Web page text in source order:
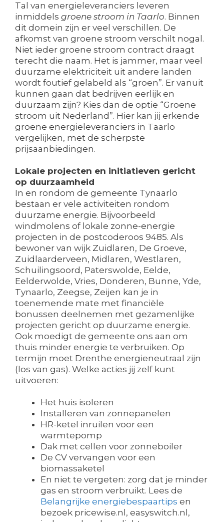
Tal van energieleveranciers leveren
inmiddels groene stroom in Taarlo. Binnen
dit domein zijn er veel verschillen. De
afkomst van groene stroom verschilt nogal.
Niet ieder groene stroom contract draagt
terecht die naam. Het is jammer, maar veel
duurzame elektriciteit uit andere landen
wordt foutief gelabeld als “groen”. Er vanuit
kunnen gaan dat bedrijven eerlijk en
duurzaam zijn? Kies dan de optie “Groene
stroom uit Nederland”. Hier kan jij erkende
groene energieleveranciers in Taarlo
vergelijken, met de scherpste
prijsaanbiedingen.
Lokale projecten en initiatieven gericht
op duurzaamheid
In en rondom de gemeente Tynaarlo
bestaan er vele activiteiten rondom
duurzame energie. Bijvoorbeeld
windmolens of lokale zonne-energie
projecten in de postcoderoos 9485. Als
bewoner van wijk Zuidlaren, De Groeve,
Zuidlaarderveen, Midlaren, Westlaren,
Schuilingsoord, Paterswolde, Eelde,
Eelderwolde, Vries, Donderen, Bunne, Yde,
Tynaarlo, Zeegse, Zeijen kan je in
toenemende mate met financiële
bonussen deelnemen met gezamenlijke
projecten gericht op duurzame energie.
Ook moedigt de gemeente ons aan om
thuis minder energie te verbruiken. Op
termijn moet Drenthe energieneutraal zijn
(los van gas). Welke acties jij zelf kunt
uitvoeren:
Het huis isoleren
Installeren van zonnepanelen
HR-ketel inruilen voor een
warmtepomp
Dak met cellen voor zonneboiler
De CV vervangen voor een
biomassaketel
En niet te vergeten: zorg dat je minder
gas en stroom verbruikt. Lees de
Belangrijke energiebespaartips en
bezoek pricewise.nl, easyswitch.nl,